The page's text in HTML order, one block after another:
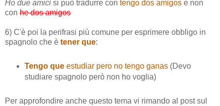
Ho due amici si può tradurre con tengo dos amigos e non
con he dos amigos
6) C'è poi la perifrasi più comune per esprimere obbligo in
spagnolo che è tener que:
Tengo queestudiar pero no tengo ganas(Devo
studiare spagnolo però non ho voglia)
Per approfondire anche questo tema vi rimando al post sul